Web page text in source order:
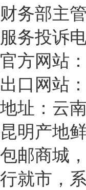
财务部主
服务投诉
官方网站
出口网站
地址：云
昆明产地
包邮商城
行就市，